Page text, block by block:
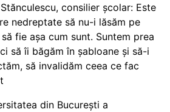
consilier școlar: Este
nedreptate să nu-i lăsăm pe
fie așa cum sunt. Suntem prea
să îi băgăm în șabloane și să-i
să invalidăm ceea ce fac
din București a